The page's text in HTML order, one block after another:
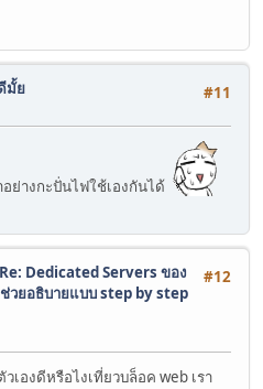
#11
มั้ย
ย่างกะปั่นไฟใช้เองกันได้
#12
Re: Dedicated Servers ของ
วยอธิบายแบบ step by step
เองดีหรือไงเที่ยวบล็อค web เรา